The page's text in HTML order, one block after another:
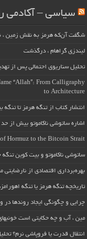
سیاسی – آکادمی
شگفت آن‌که هرمز به نقش زمین ،
لیندزی گراهام ، درگذشت
تحلیل سناریوی احتمالی پس از
“Allah”: From Calligraphy
to Architecture
انتشار کتاب از تنگه هرمز تا
اشاره ساتوشی ناکاموتو بیش از
Hormuz to the Bitcoin Strait
ساتوشی ناکاموتو و بیت کوین تنگه
بهره‌برداری اقتصادی از
تاریخچه تنگه هرمز یا تنگه
چرایی و چگونگی ایجاد روندها در
مین ، آب و چه حکایتی است
انتقال قدرت یا فروپاشی نرم؟